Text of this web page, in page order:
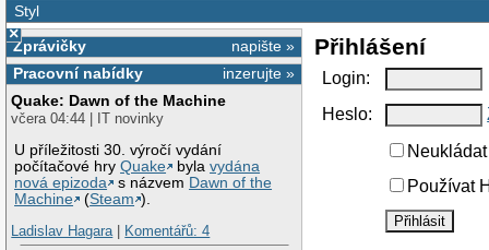
Styl
×
napište »
Zprávičky
inzerujte »
Pracovní nabídky
Quake: Dawn of the Machine
včera 04:44 | IT novinky
U příležitosti 30. výročí vydání
počítačové hryQuake bylavydána
nová epizoda
s názvem Dawn of the
Machine
(Steam ).
Ladislav Hagara| Komentářů: 4
Přihlášení
Login:
Heslo:
Používat